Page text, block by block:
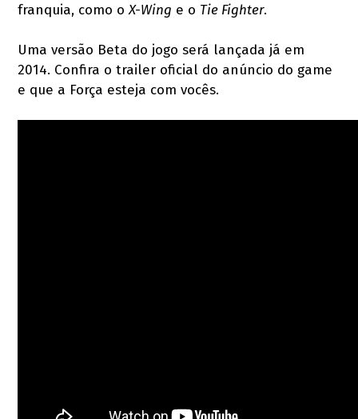
franquia, como oX-Wing e o Tie Fighter.
Uma versão Beta do jogo será lançada já em
2014. Confira o trailer oficial do anúncio do game
e que a Força esteja com vocês.